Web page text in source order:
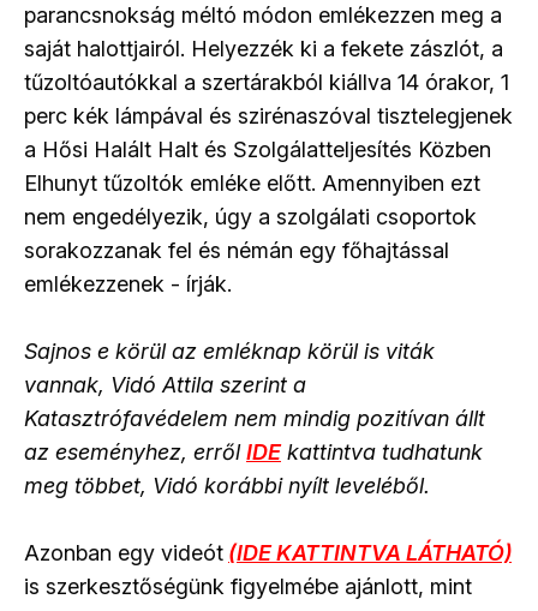
parancsnokság méltó módon emlékezzen meg a
saját halottjairól. Helyezzék ki a fekete zászlót, a
tűzoltóautókkal a szertárakból kiállva 14 órakor, 1
perc kék lámpával és szirénaszóval tisztelegjenek
a Hősi Halált Halt és Szolgálatteljesítés Közben
Elhunyt tűzoltók emléke előtt. Amennyiben ezt
nem engedélyezik, úgy a szolgálati csoportok
sorakozzanak fel és némán egy főhajtással
emlékezzenek - írják.
Sajnos e körül az emléknap körül is viták
vannak, Vidó Attila szerint a
Katasztrófavédelem nem mindig pozitívan állt
az eseményhez, errőlIDEkattintva tudhatunk
meg többet, Vidó korábbi nyílt leveléből.
Azonban egy videót (IDE KATTINTVA LÁTHATÓ)
is szerkesztőségünk figyelmébe ajánlott, mint